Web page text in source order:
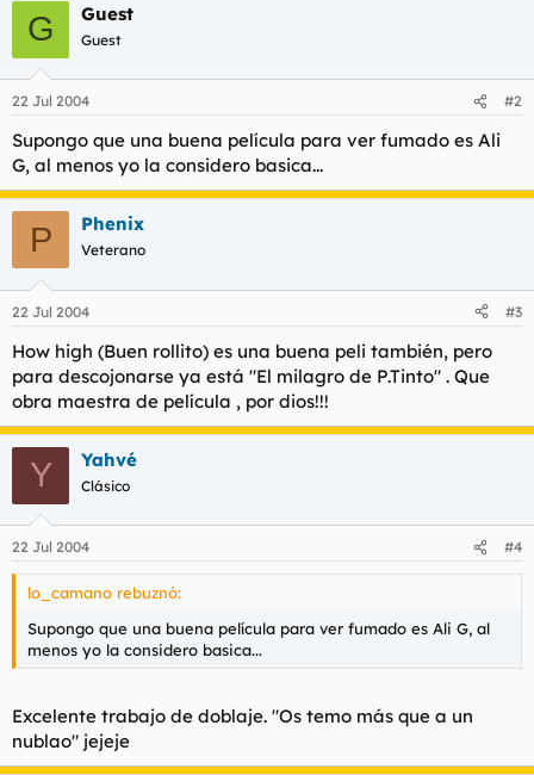
G Guest
Guest
22 Jul 2004 #2
Supongo que una buena película para ver fumado es Ali
G, al menos yo la considero basica...
P Phenix
Veterano
22 Jul 2004 #3
How high (Buen rollito) es una buena peli también, pero
para descojonarse ya está "El milagro de P.Tinto" . Que
obra maestra de película , por dios!!!
Y Yahvé
Clásico
22 Jul 2004 #4
lo_camano rebuznó:
Supongo que una buena película para ver fumado es Ali G, al
menos yo la considero basica...
Excelente trabajo de doblaje. "Os temo más que a un
nublao" jejeje